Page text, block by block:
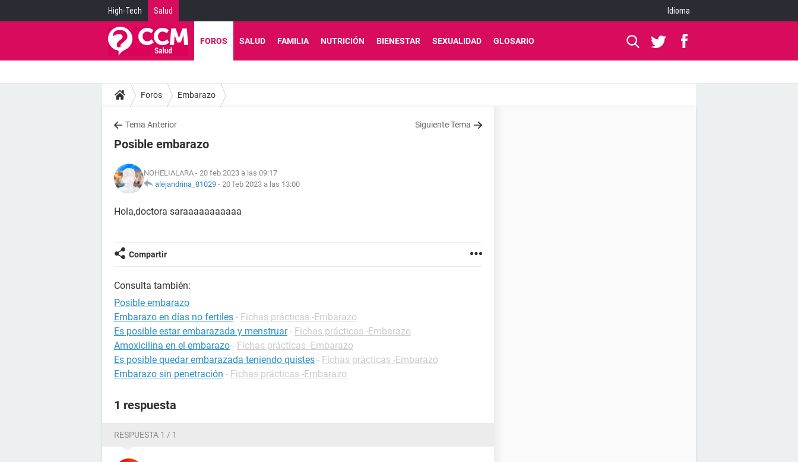
High-Tech Salud Idioma
FOROS SALUD FAMILIA NUTRICIÓN BIENESTAR SEXUALIDAD GLOSARIO
Foros Embarazo
Tema Anterior Siguiente Tema
Posible embarazo
NOHELIALARA - 20 feb 2023 a las 09:17
alejandrina_81029 - 20 feb 2023 a las 13:00
Hola,doctora saraaaaaaaaaaa
Compartir
Consulta también:
Posible embarazo
Embarazo en días no fertiles - Fichas prácticas -Embarazo
Es posible estar embarazada y menstruar - Fichas prácticas -Embarazo
Amoxicilina en el embarazo - Fichas prácticas -Embarazo
Es posible quedar embarazada teniendo quistes - Fichas prácticas -Embarazo
Embarazo sin penetración - Fichas prácticas -Embarazo
1 respuesta
RESPUESTA 1 / 1